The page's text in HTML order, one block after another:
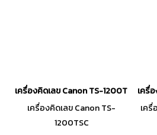
เครื่องคิดเลข Canon TS-1200TSC
เครื่องคิดเลข Canon TS-
1200TSC
เครื่
เครื่